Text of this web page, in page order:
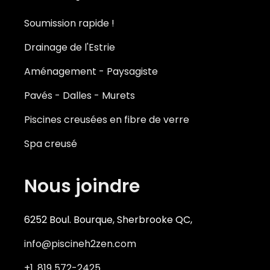
Piscines creusées Magog
Piscines creusées Bromont
Piscines creusées Waterloo
Piscines creusées Drummondville
Soumission rapide !
Drainage de l'Estrie
Aménagement - Paysagiste
Pavés - Dalles - Murets
Piscines creusées en fibre de verre
Spa creusé
Nous joindre
6252 Boul. Bourque, Sherbrooke QC,
info@piscineh2zen.com